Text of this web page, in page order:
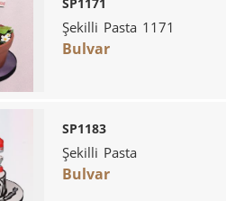
Şekilli Pasta 1171
Bulvar
SP1183
Şekilli Pasta
Bulvar